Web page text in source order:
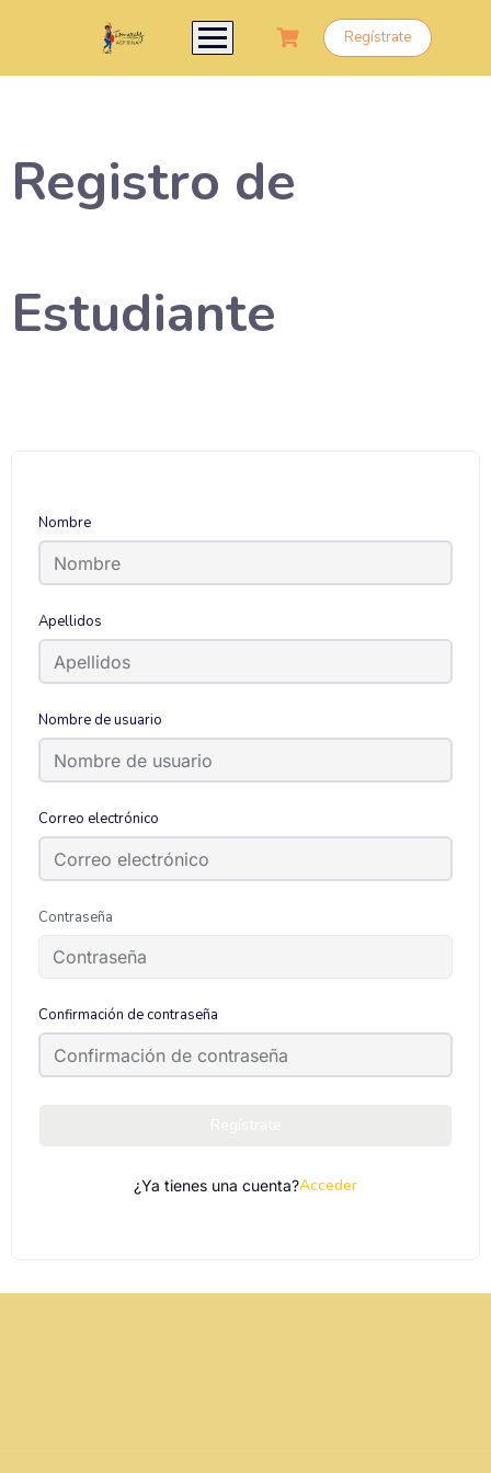
Regístrate
Registro de
Estudiante
Nombre
Apellidos
Nombre de usuario
Correo electrónico
Contraseña
Confirmación de contraseña
¿Ya tienes una cuenta?Acceder